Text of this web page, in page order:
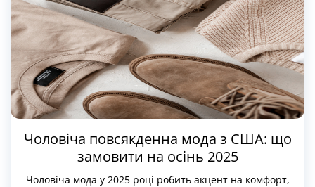
Чоловіча повсякденна мода з США: що
замовити на осінь 2025
Чоловіча мода у 2025 році робить акцент на комфорт,